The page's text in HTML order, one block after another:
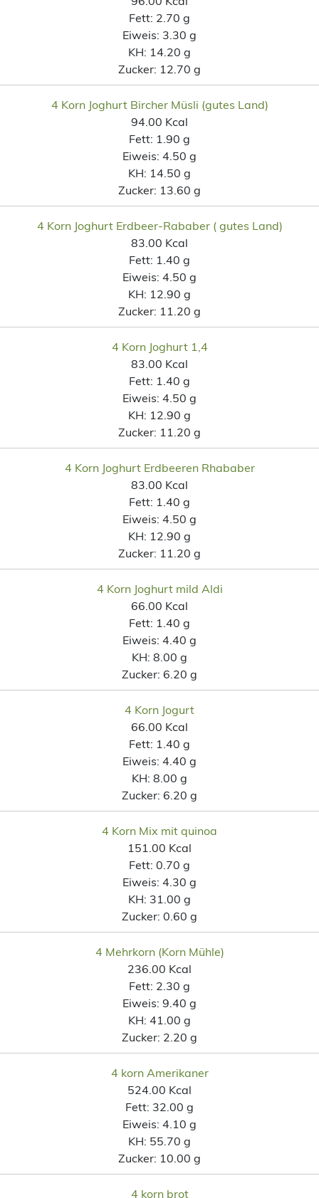
Fett: 2.70 g
Eiweis: 3.30 g
KH: 14.20 g
Zucker: 12.70 g
4 Korn Joghurt Bircher Müsli (gutes Land)
94.00 Kcal
Fett: 1.90 g
Eiweis: 4.50 g
KH: 14.50 g
Zucker: 13.60 g
4 Korn Joghurt Erdbeer-Rababer ( gutes Land)
83.00 Kcal
Fett: 1.40 g
Eiweis: 4.50 g
KH: 12.90 g
Zucker: 11.20 g
4 Korn Joghurt 1,4
83.00 Kcal
Fett: 1.40 g
Eiweis: 4.50 g
KH: 12.90 g
Zucker: 11.20 g
4 Korn Joghurt Erdbeeren Rhababer
83.00 Kcal
Fett: 1.40 g
Eiweis: 4.50 g
KH: 12.90 g
Zucker: 11.20 g
4 Korn Joghurt mild Aldi
66.00 Kcal
Fett: 1.40 g
Eiweis: 4.40 g
KH: 8.00 g
Zucker: 6.20 g
4 Korn Jogurt
66.00 Kcal
Fett: 1.40 g
Eiweis: 4.40 g
KH: 8.00 g
Zucker: 6.20 g
4 Korn Mix mit quinoa
151.00 Kcal
Fett: 0.70 g
Eiweis: 4.30 g
KH: 31.00 g
Zucker: 0.60 g
4 Mehrkorn (Korn Mühle)
236.00 Kcal
Fett: 2.30 g
Eiweis: 9.40 g
KH: 41.00 g
Zucker: 2.20 g
4 korn Amerikaner
524.00 Kcal
Fett: 32.00 g
Eiweis: 4.10 g
KH: 55.70 g
Zucker: 10.00 g
4 korn brot